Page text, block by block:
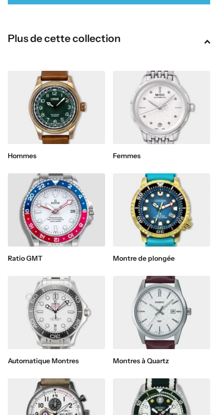
Plus de cette collection
Hommes Femmes
Ratio GMT Montre de plongée
Automatique Montres Montres à Quartz